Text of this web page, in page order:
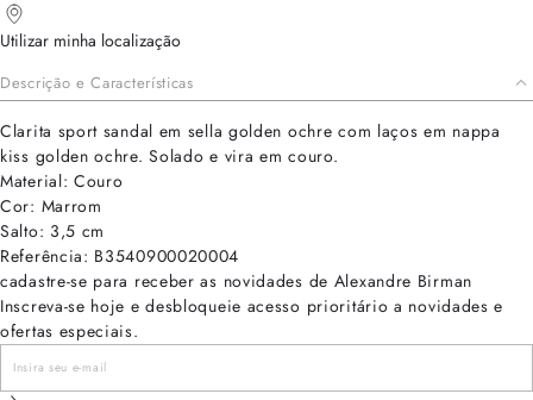
Utilizar minha localização
Descrição e Características
Clarita sport sandal em sella golden ochre com laços em nappa
kiss golden ochre. Solado e vira em couro.
Material: Couro
Cor: Marrom
Salto: 3,5 cm
Referência: B3540900020004
cadastre-se para receber as novidades de Alexandre Birman
Inscreva-se hoje e desbloqueie acesso prioritário a novidades e
ofertas especiais.